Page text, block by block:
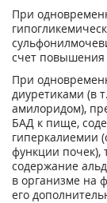
При
счет повышения
При
диуретиками (в
амилоридом),
БАД к пище,
гиперкалиемии
функции
содержание
в организме на
его